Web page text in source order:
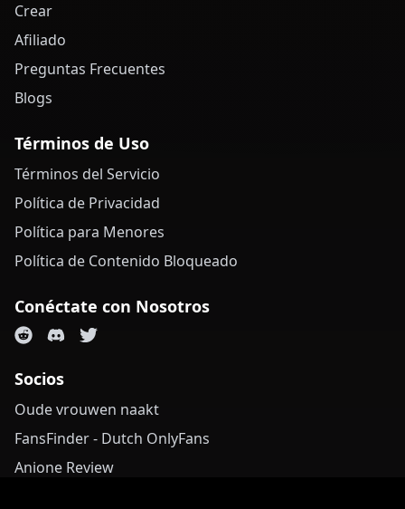
Crear
Afiliado
Preguntas Frecuentes
Blogs
Términos de Uso
Términos del Servicio
Política de Privacidad
Política para Menores
Política de Contenido Bloqueado
Conéctate con Nosotros
Socios
Oude vrouwen naakt
FansFinder - Dutch OnlyFans
Anione Review